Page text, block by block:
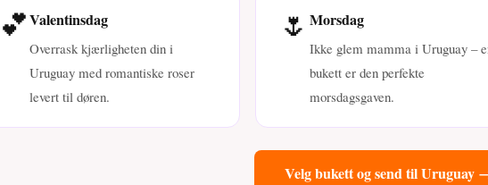
💕Valentinsdag
Overrask kjærligheten din i
Uruguay med romantiske roser
levert til døren.
🌷 Morsdag
Ikke glem mamma i Uruguay –
bukett er den perfekte
morsdagsgaven.
Velg bukett og send til Uruguay